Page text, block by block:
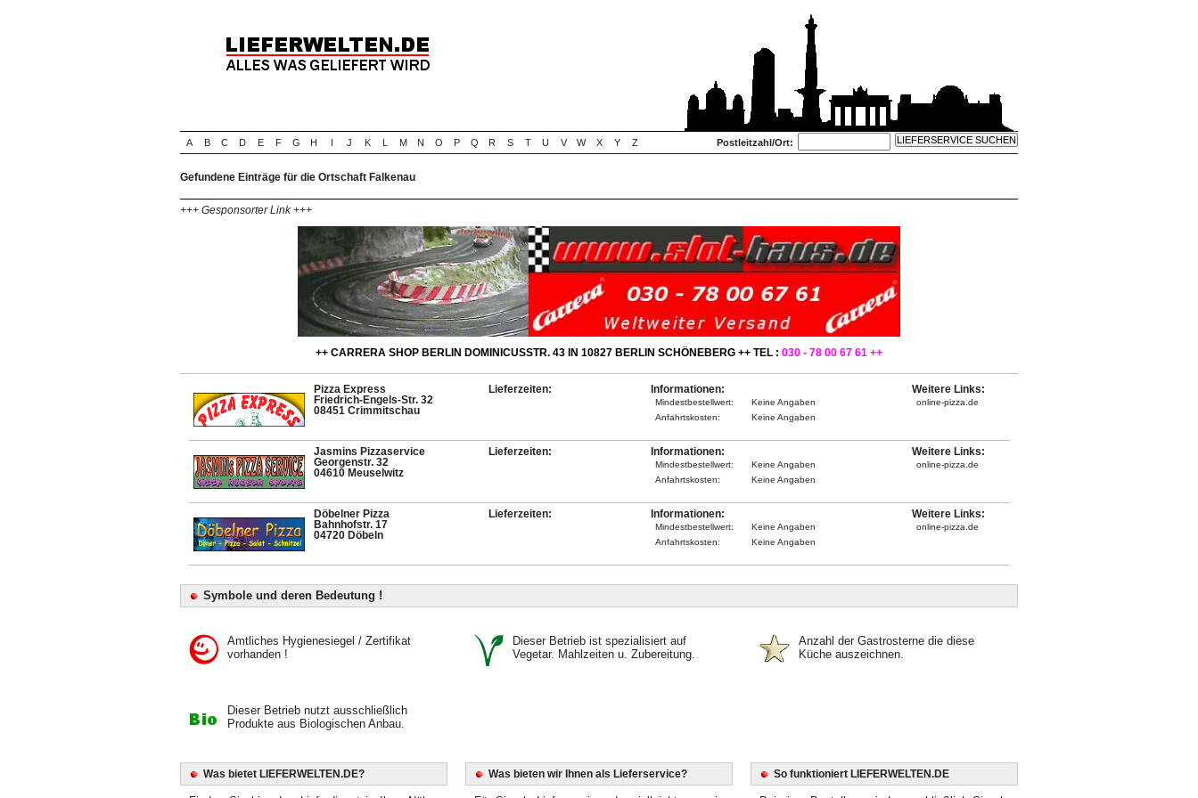
A B C D E F G H I J K L M N O P Q R S T U V W X Y Z Postleitzahl/Ort:
Gefundene Einträge für die Ortschaft Falkenau
+++ Gesponsorter Link +++
++ CARRERA SHOP BERLIN DOMINICUSSTR. 43 IN 10827 BERLIN SCHÖNEBERG ++ TEL : 030 - 78 00 67 61 ++
Pizza Express
Friedrich-Engels-Str. 32
08451 Crimmitschau
Lieferzeiten: Informationen:
Mindestbestellwert:
Keine Angaben
Anfahrtskosten:
Keine Angaben
Weitere Links:
online-pizza.de
Jasmins Pizzaservice
Georgenstr. 32
04610 Meuselwitz
Lieferzeiten: Informationen:
Mindestbestellwert:
Keine Angaben
Anfahrtskosten:
Keine Angaben
Weitere Links:
online-pizza.de
Döbelner Pizza
Bahnhofstr. 17
04720 Döbeln
Lieferzeiten: Informationen:
Mindestbestellwert:
Keine Angaben
Anfahrtskosten:
Keine Angaben
Weitere Links:
online-pizza.de
Symbole und deren Bedeutung !
Amtliches Hygienesiegel / Zertifikat
vorhanden !
Dieser Betrieb ist spezialisiert auf
Vegetar. Mahlzeiten u. Zubereitung.
Anzahl der Gastrosterne die diese
Küche auszeichnen.
Dieser Betrieb nutzt ausschließlich
Produkte aus Biologischen Anbau.
Was bietet LIEFERWELTEN.DE? Was bieten wir Ihnen als Lieferservice? So funktioniert LIEFERWELTEN.DE